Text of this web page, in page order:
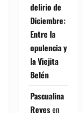
delirio de
Diciembre:
Entre la
opulencia y
la Viejita
Belén
Pascualina
Reyesen